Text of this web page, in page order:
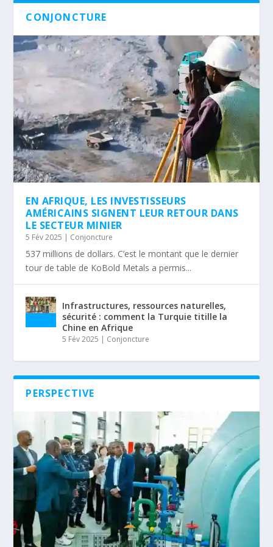
CONJONCTURE
EN AFRIQUE, LES INVESTISSEURS
AMÉRICAINS SIGNENT LEUR RETOUR DANS
LE SECTEUR MINIER
5 Fév 2025 Conjoncture
537 millions de dollars. C’est le montant que le dernier
tour de table de KoBold Metals a permis...
Infrastructures, ressources naturelles,
sécurité : comment la Turquie titille la
Chine en Afrique
5 Fév 2025 Conjoncture
PERSPECTIVE